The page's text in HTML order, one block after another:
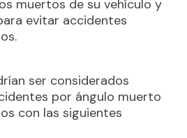
muertos de su vehículo y
evitar accidentes
ser considerados
por ángulo muerto
con las siguientes